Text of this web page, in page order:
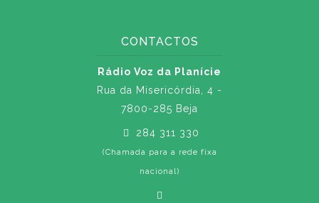
CONTACTOS
Rádio Voz da Planície
Rua da Misericórdia, 4 -
7800-285 Beja
284 311 330
(Chamada para a rede fixa
nacional)